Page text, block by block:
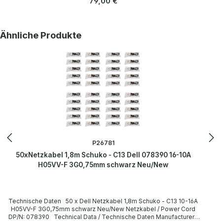
can be found on the pages of the manufacturer. Weitere
Herstellers.
Produktgalerie überspringen
Ähnliche Produkte
P26781
50xNetzkabel 1,8m Schuko - C13 Dell 078390 16-10A
H05VV-F 3G0,75mm schwarz Neu/New
Technische Daten 50 x Dell Netzkabel 1,8m Schuko - C13 10-16A
H05VV-F 3G0,75mm schwarz Neu/New Netzkabel / Power Cord
DP/N: 078390 Technical Data / Technische Daten Manufacturer /